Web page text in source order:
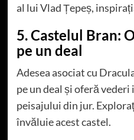
al lui Vlad Țepeș,
5. Castelul Bran:
pe un deal
Adesea asociat cu
pe un deal și oferă
peisajului din jur.
învăluie acest castel.